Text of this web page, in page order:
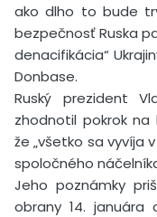
ako dlho to bude
bezpečnosť Ruska
denacifikácia“
Donbase.
Ruský prezident
zhodnotil pokrok na
že „všetko sa vyvíja
spoločného
Jeho poznámky
obrany 14. januára